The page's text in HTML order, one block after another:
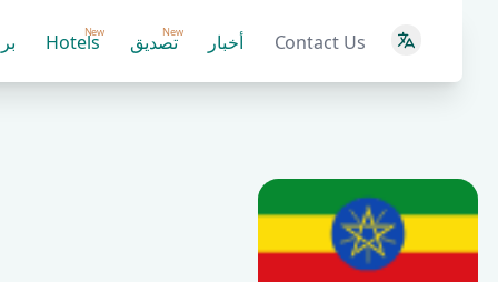
Hotels
New تصديق
New أخبار Contact Us